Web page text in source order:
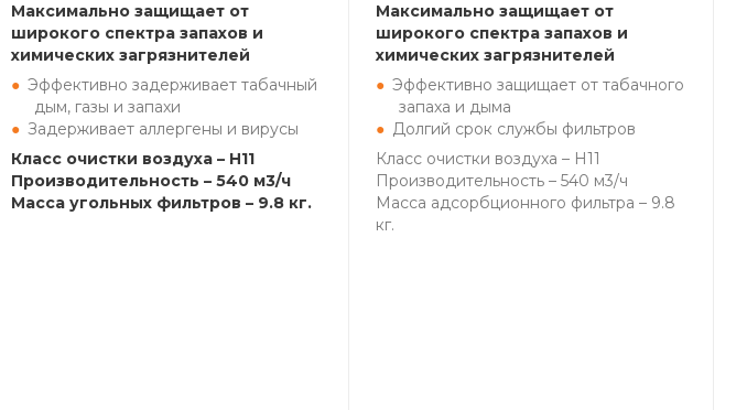
Максимально защищает от
широкого спектра запахов и
химических загрязнителей
Эффективно задерживает табачный
дым, газы и запахи
Задерживает аллергены и вирусы
Класс очистки воздуха – H11
Производительность – 540 м3/ч
Масса угольных фильтров – 9.8 кг.
Максимально защищает от
широкого спектра запахов и
химических загрязнителей
Эффективно защищает от табачного
запаха и дыма
Долгий срок службы фильтров
Класс очистки воздуха – H11
Производительность – 540 м3/ч
Масса адсорбционного фильтра – 9.8
кг.